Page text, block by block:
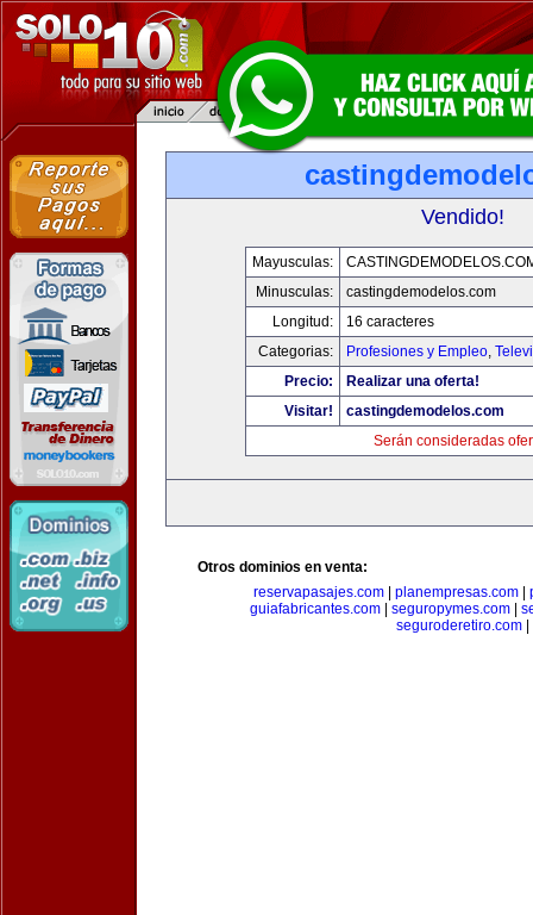
Vendido!
Mayusculas:
Minusculas:
castingdemodelos.com
Longitud:
16 caracteres
Categorias:
Profesiones y Empleo,
Precio:
Realizar una oferta!
Visitar!
castingdemodelos.com
Serán consideradas
Otros dominios en venta:
reservapasajes.com
planempresas.com
guiafabricantes.com| seguropymes.com|
seguroderetiro.com